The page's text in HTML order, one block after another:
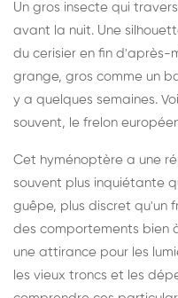
Un gros insecte qui
avant la nuit. Une
du cerisier en fin d'après-
grange, gros comme un
y a quelques semaines.
souvent, le frelon
Cet hyménoptère a une
souvent plus inquiétante
guêpe, plus discret qu'un
des comportements bien
une attirance pour les
les vieux troncs et les